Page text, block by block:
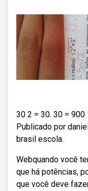
30 2 = 30. 30 = 900
Publicado por
brasil escola.
Webquando você
que há potências,
que você deve